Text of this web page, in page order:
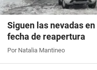
Siguen las nevadas
fecha de reapertura
Por Natalia Mantineo